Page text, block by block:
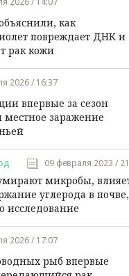
как
повреждает ДНК и
рак кожи
2026 / 16:37
впервые за сезон
заражение
09 февраля 2023 /
микробы,
углерода в почве,
исследование
2026 / 17:07
рыб впервые